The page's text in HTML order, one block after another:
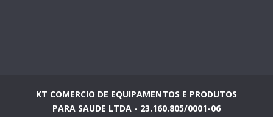
KT COMERCIO DE EQUIPAMENTOS E PRODUTOS
PARA SAUDE LTDA - 23.160.805/0001-06